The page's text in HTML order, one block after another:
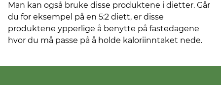
Man kan også bruke disse produktene i dietter. Går
du for eksempel på en 5:2 diett, er disse
produktene ypperlige å benytte på fastedagene
hvor du må passe på å holde kaloriinntaket nede.